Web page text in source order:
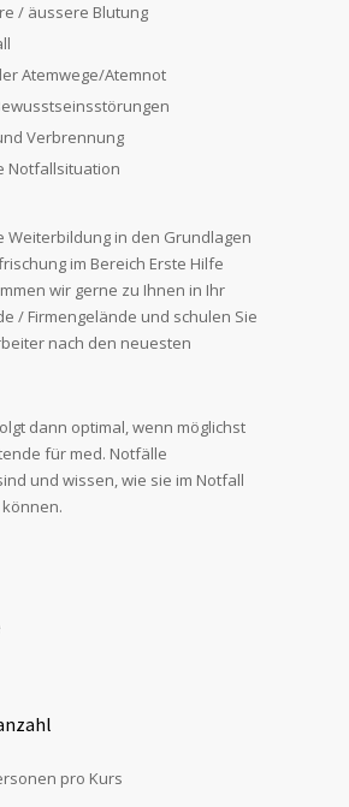
/ äussere Blutung
Atemwege/Atemnot
Verbrennung
Notfallsituation
Weiterbildung in den Grundlagen
im Bereich Erste Hilfe
wir gerne zu Ihnen in Ihr
/ Firmengelände und schulen Sie
nach den neuesten
dann optimal, wenn möglichst
für med. Notfälle
und wissen, wie sie im Notfall
pro Kurs